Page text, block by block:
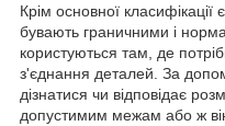
Крім основної
бувають граничними і
користуються там, де
з'єднання деталей. За
дізнатися чи відповідає
допустимим межам або ж